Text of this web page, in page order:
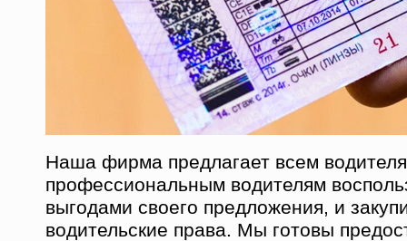
Наша фирма предлагает всем
профессиональным водителям
выгодами своего предложения, и
водительские права. Мы готовы